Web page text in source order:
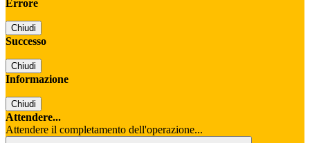
Errore
Chiudi
Successo
Chiudi
Informazione
Chiudi
Attendere...
Attendere il completamento dell'operazione...